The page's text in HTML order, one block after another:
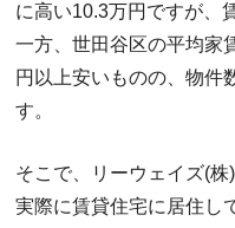
に高い10.3万円ですが、
一方、世田谷区の平均家
円以上安いものの、物件
す。
そこで、リーウェイズ(株
実際に賃貸住宅に居住し